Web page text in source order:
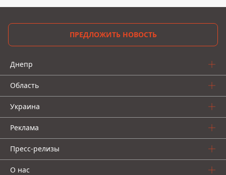
ПРЕДЛОЖИТЬ НОВОСТЬ
Днепр
Область
Украина
Реклама
Пресс-релизы
О нас